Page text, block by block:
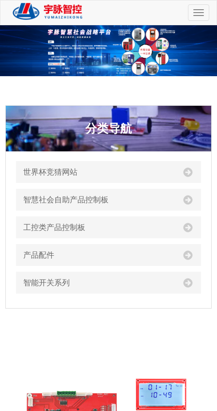
切
换
航
分类导航
世界杯竞猜网站
智慧社会自助产品控制板
工控类产品控制板
产品配件
智能开关系列